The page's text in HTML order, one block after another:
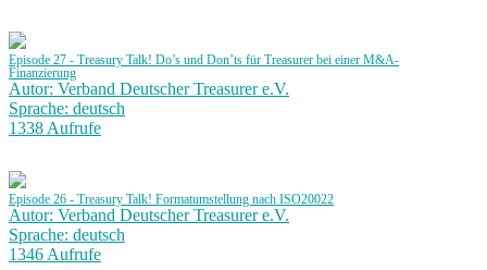
Episode 27 - Treasury Talk! Do’s und Don’ts für Treasurer bei einer M&A-
Finanzierung
Autor: Verband Deutscher Treasurer e.V.
Sprache: deutsch
1338 Aufrufe
Episode 26 - Treasury Talk! Formatumstellung nach ISO20022
Autor: Verband Deutscher Treasurer e.V.
Sprache: deutsch
1346 Aufrufe